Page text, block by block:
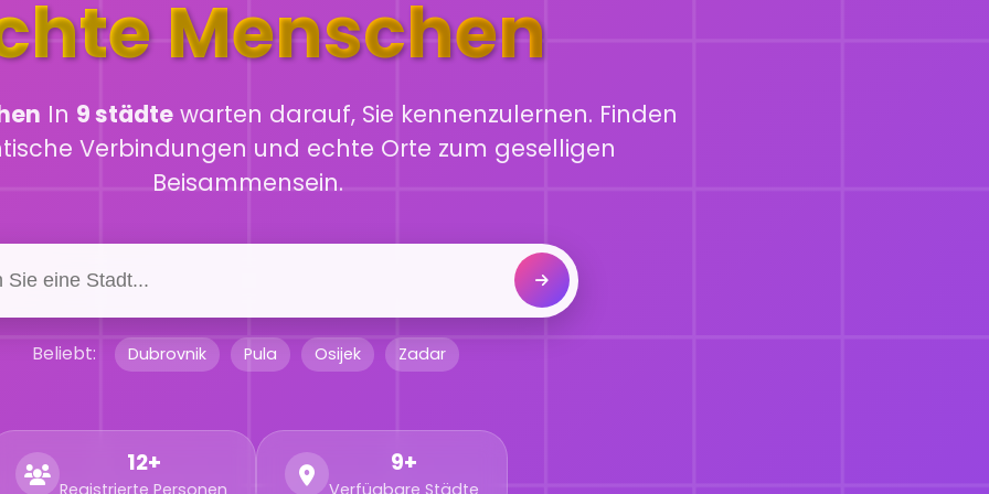
Menschen
In 9 städtewarten darauf, Sie kennenzulernen. Finden
Verbindungen und echte Orte zum geselligen
Beisammensein.
Beliebt: Dubrovnik Pula Osijek Zadar
12+
Registrierte Personen
9+
Verfügbare Städte